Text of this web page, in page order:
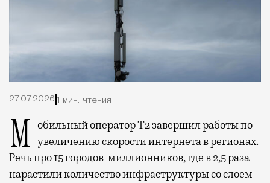
27.07.2026 1 мин. чтения
Мобильный оператор Т2 завершил работы по увеличению скорости интернета в регионах.
Речь про 15 городов-миллионников, где в 2,5 раза
нарастили количество инфраструктуры со слоем